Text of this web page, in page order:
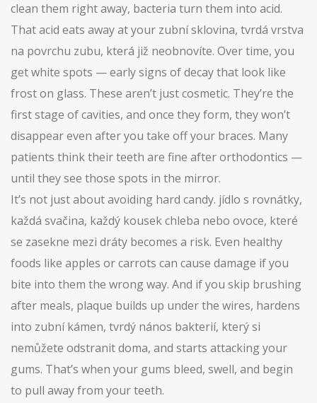
clean them right away, bacteria turn them into acid.
That acid eats away at your zubní sklovina, tvrdá vrstva
na povrchu zubu, která již neobnovíte. Over time, you
get white spots — early signs of decay that look like
frost on glass. These aren’t just cosmetic. They’re the
first stage of cavities, and once they form, they won’t
disappear even after you take off your braces. Many
patients think their teeth are fine after orthodontics —
until they see those spots in the mirror.
It’s not just about avoiding hard candy. jídlo s rovnátky,
každá svačina, každý kousek chleba nebo ovoce, které
se zasekne mezi dráty becomes a risk. Even healthy
foods like apples or carrots can cause damage if you
bite into them the wrong way. And if you skip brushing
after meals, plaque builds up under the wires, hardens
into zubní kámen, tvrdý nános bakterií, který si
nemůžete odstranit doma, and starts attacking your
gums. That’s when your gums bleed, swell, and begin
to pull away from your teeth.